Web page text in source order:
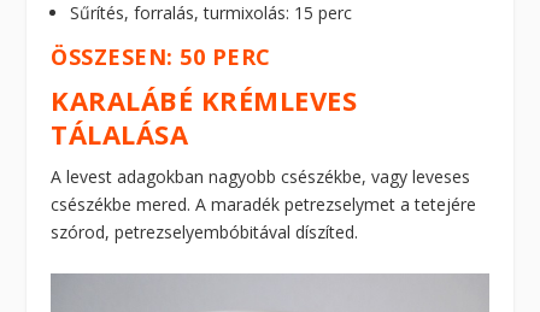
Sűrítés, forralás, turmixolás: 15 perc
ÖSSZESEN: 50 PERC
KARALÁBÉ KRÉMLEVES
TÁLALÁSA
A levest adagokban nagyobb csészékbe, vagy leveses
csészékbe mered. A maradék petrezselymet a tetejére
szórod, petrezselyembóbitával díszíted.